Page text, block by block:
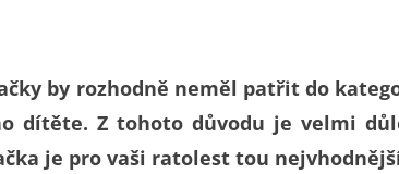
by rozhodně neměl patřit do
dítěte. Z tohoto důvodu je velmi
je pro vaši ratolest tou